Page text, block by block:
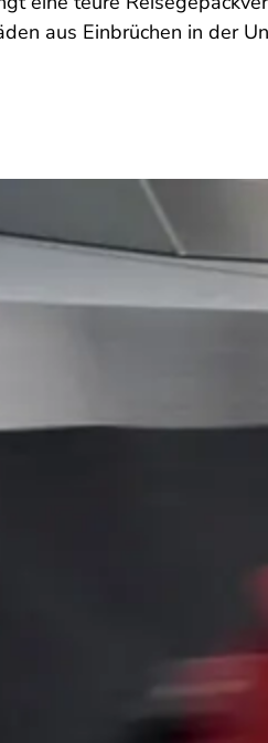
aus Einbrüchen in der